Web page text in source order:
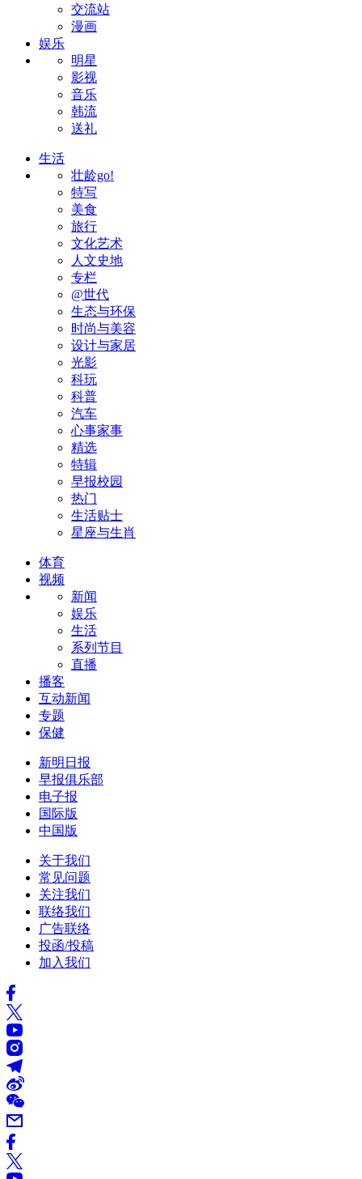
交流站
漫画
娱乐
明星
影视
音乐
韩流
送礼
生活
壮龄go!
特写
美食
旅行
文化艺术
人文史地
专栏
@世代
生态与环保
时尚与美容
设计与家居
光影
科玩
科普
汽车
心事家事
精选
特辑
早报校园
热门
生活贴士
星座与生肖
体育
视频
新闻
娱乐
生活
系列节目
直播
播客
互动新闻
专题
保健
新明日报
早报俱乐部
电子报
国际版
中国版
关于我们
常见问题
关注我们
联络我们
广告联络
投函/投稿
加入我们